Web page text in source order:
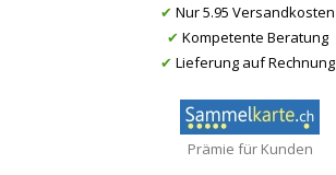
✔ Nur 5.95 Versandkosten
✔ Kompetente Beratung
✔ Lieferung auf Rechnung
Prämie für Kunden